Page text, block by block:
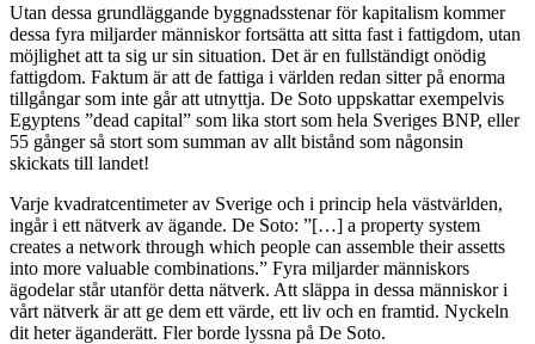
Utan dessa grundläggande byggnadsstenar för kapitalism kommer
dessa fyra miljarder människor fortsätta att sitta fast i fattigdom, utan
möjlighet att ta sig ur sin situation. Det är en fullständigt onödig
fattigdom. Faktum är att de fattiga i världen redan sitter på enorma
tillgångar som inte går att utnyttja. De Soto uppskattar exempelvis
Egyptens ”dead capital” som lika stort som hela Sveriges BNP, eller
55 gånger så stort som summan av allt bistånd som någonsin
skickats till landet!
Varje kvadratcentimeter av Sverige och i princip hela västvärlden,
ingår i ett nätverk av ägande. De Soto: ”[…] a property system
creates a network through which people can assemble their assetts
into more valuable combinations.” Fyra miljarder människors
ägodelar står utanför detta nätverk. Att släppa in dessa människor i
vårt nätverk är att ge dem ett värde, ett liv och en framtid. Nyckeln
dit heter äganderätt. Fler borde lyssna på De Soto.